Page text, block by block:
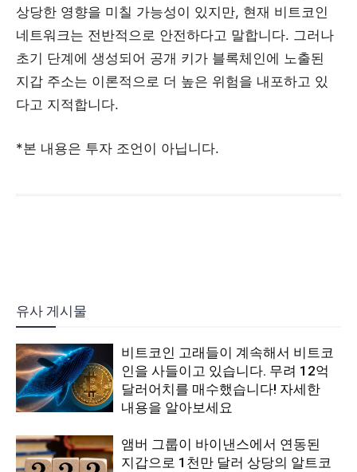
상당한 영향을 미칠 가능성이 있지만, 현재 비트코인
네트워크는 전반적으로 안전하다고 말합니다. 그러나
초기 단계에 생성되어 공개 키가 블록체인에 노출된
지갑 주소는 이론적으로 더 높은 위험을 내포하고 있
다고 지적합니다.
*본 내용은 투자 조언이 아닙니다.
유사 게시물
비트코인 고래들이 계속해서 비트코
인을 사들이고 있습니다. 무려 12억
달러어치를 매수했습니다! 자세한
내용을 알아보세요
앰버 그룹이 바이낸스에서 연동된
지갑으로 1천만 달러 상당의 알트코